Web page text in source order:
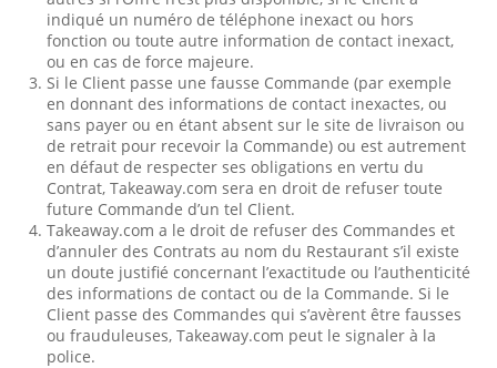
indiqué un numéro de téléphone inexact ou hors
fonction ou toute autre information de contact inexact,
ou en cas de force majeure.
Si le Client passe une fausse Commande (par exemple
en donnant des informations de contact inexactes, ou
sans payer ou en étant absent sur le site de livraison ou
de retrait pour recevoir la Commande) ou est autrement
en défaut de respecter ses obligations en vertu du
Contrat, Takeaway.com sera en droit de refuser toute
future Commande d’un tel Client.
Takeaway.com a le droit de refuser des Commandes et
d’annuler des Contrats au nom du Restaurant s’il existe
un doute justifié concernant l’exactitude ou l’authenticité
des informations de contact ou de la Commande. Si le
Client passe des Commandes qui s’avèrent être fausses
ou frauduleuses, Takeaway.com peut le signaler à la
police.